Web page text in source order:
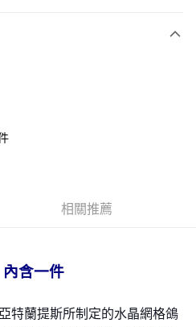
上)免運費
相關推薦
含一件
特蘭提斯所制定的水晶網格鴿